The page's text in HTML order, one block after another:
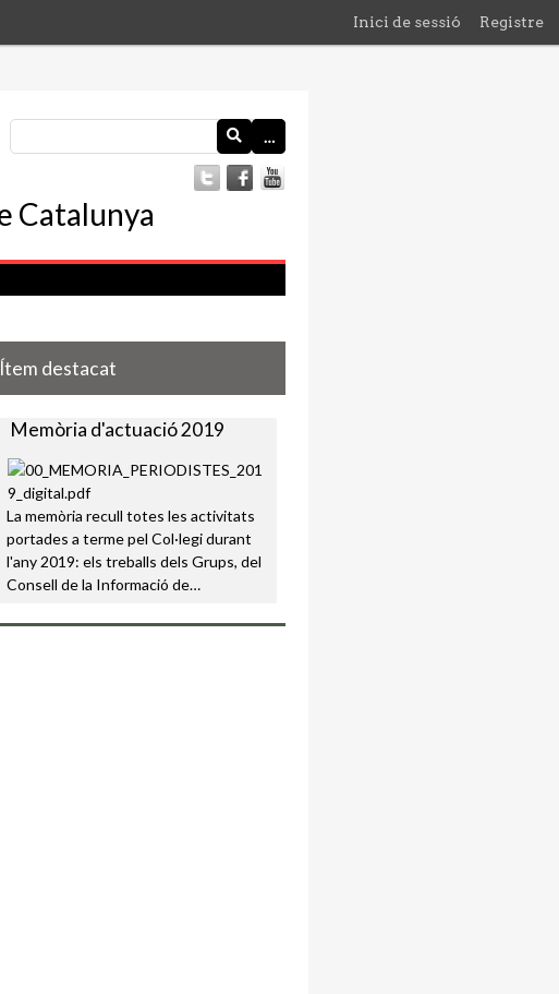
Inici de sessió Registre
…
Ítem destacat
Memòria d'actuació 2019
La memòria recull totes les activitats
portades a terme pel Col·legi durant
l'any 2019: els treballs dels Grups, del
Consell de la Informació de…